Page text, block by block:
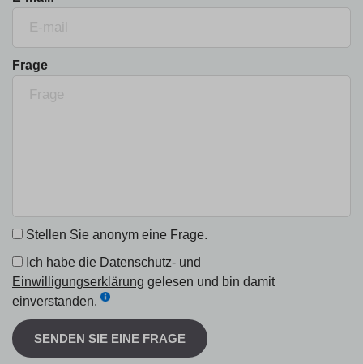
Frage
Stellen Sie anonym eine Frage.
Ich habe die Datenschutz- und
Einwilligungserklärung gelesen und bin damit
einverstanden.
SENDEN SIE EINE FRAGE